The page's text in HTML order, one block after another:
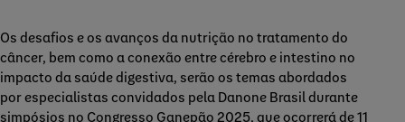
Os desafios e os avanços da nutrição no tratamento do
câncer, bem como a conexão entre cérebro e intestino no
impacto da saúde digestiva, serão os temas abordados
por especialistas convidados pela Danone Brasil durante
simpósios no Congresso Ganepão 2025, que ocorrerá de 11